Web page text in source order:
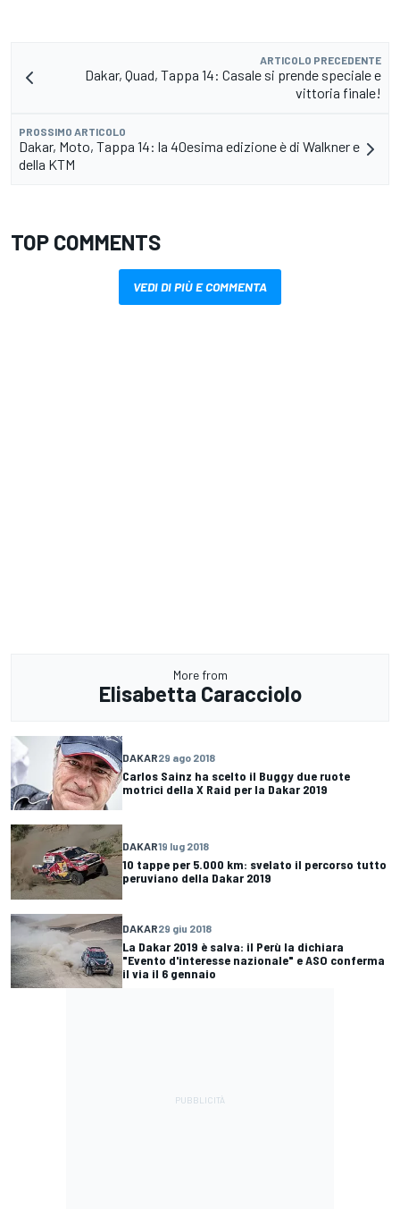
ARTICOLO PRECEDENTE
Dakar, Quad, Tappa 14: Casale si prende speciale e
vittoria finale!
PROSSIMO ARTICOLO
Dakar, Moto, Tappa 14: la 40esima edizione è di Walkner e
della KTM
TOP COMMENTS
VEDI DI PIÙ E COMMENTA
More from
Elisabetta Caracciolo
DAKAR29 ago 2018
Carlos Sainz ha scelto il Buggy due ruote
motrici della X Raid per la Dakar 2019
DAKAR19 lug 2018
10 tappe per 5.000 km: svelato il percorso tutto
peruviano della Dakar 2019
DAKAR29 giu 2018
La Dakar 2019 è salva: il Perù la dichiara
"Evento d'interesse nazionale" e ASO conferma
il via il 6 gennaio